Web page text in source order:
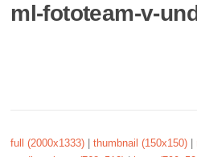
ml-fototeam-v-
full (2000x1333) |thumbnail (150x150)